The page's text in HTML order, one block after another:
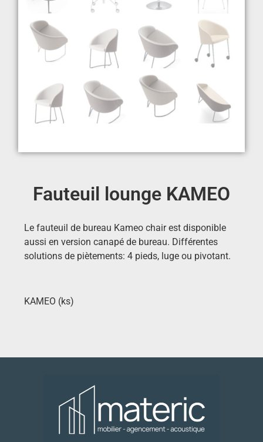
Fauteuil lounge KAMEO
Le fauteuil de bureau Kameo chair est disponible
aussi en version canapé de bureau. Différentes
solutions de piètements: 4 pieds, luge ou pivotant.
KAMEO (ks)